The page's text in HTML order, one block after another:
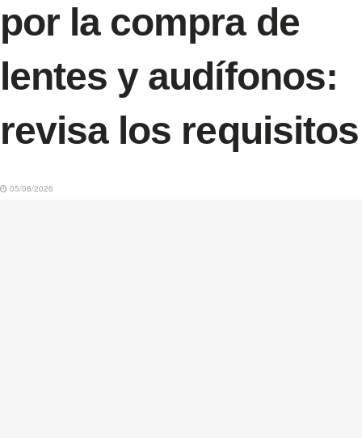
por la compra de
lentes y audífonos:
revisa los requisitos
05/08/2026